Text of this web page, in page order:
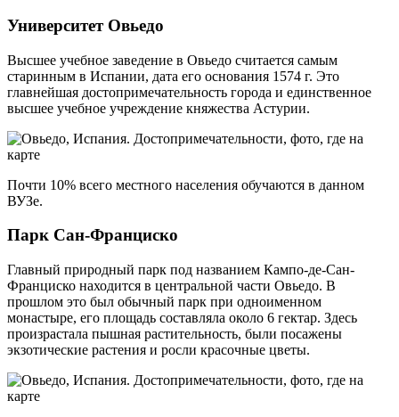
Университет Овьедо
Высшее учебное заведение в Овьедо считается самым
старинным в Испании, дата его основания 1574 г. Это
главнейшая достопримечательность города и единственное
высшее учебное учреждение княжества Астурии.
Почти 10% всего местного населения обучаются в данном
ВУЗе.
Парк Сан-Франциско
Главный природный парк под названием Кампо-де-Сан-
Франциско находится в центральной части Овьедо. В
прошлом это был обычный парк при одноименном
монастыре, его площадь составляла около 6 гектар. Здесь
произрастала пышная растительность, были посажены
экзотические растения и росли красочные цветы.